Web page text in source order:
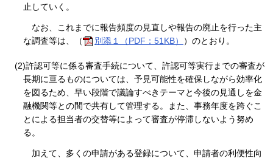
止していく。
なお、これまでに報告頻度の見直しや報告の廃止を行った主
な調査等は、（
別添１（PDF：51KB） ）のとおり。
(2)許認可等に係る審査手続について、許認可等実行までの審査が
長期に亘るものについては、予見可能性を確保しながら効率化
を図るため、早い段階で議論すべきテーマと今後の見通しを金
融機関等との間で共有して管理する。また、事務年度を跨ぐこ
とによる担当者の交替等によって審査が停滞しないよう努め
る。
加えて、多くの申請がある登録について、申請者の利便性向